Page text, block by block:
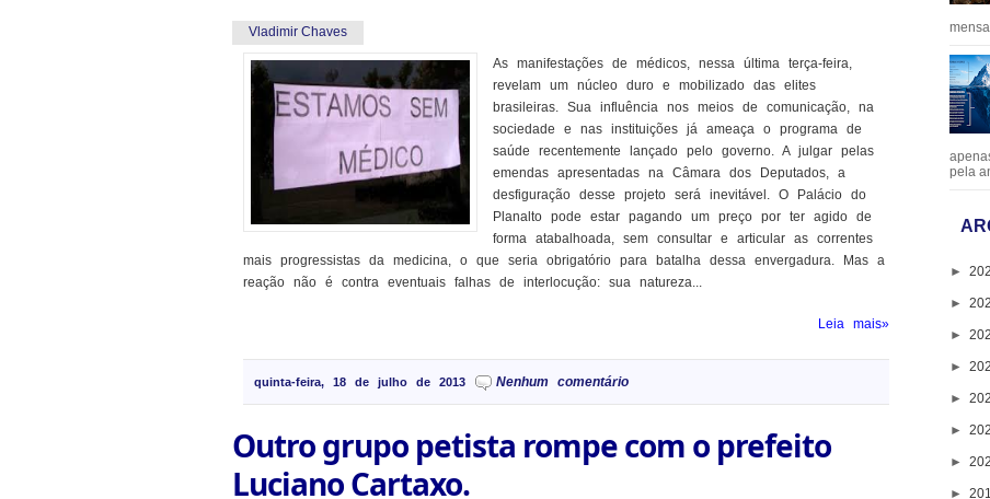
Vladimir Chaves
As manifestações de médicos, nessa última terça-feira,
revelam um núcleo duro e mobilizado das elites
brasileiras. Sua influência nos meios de comunicação, na
sociedade e nas instituições já ameaça o programa de
saúde recentemente lançado pelo governo. A julgar pelas
emendas apresentadas na Câmara dos Deputados, a
desfiguração desse projeto será inevitável. O Palácio do
Planalto pode estar pagando um preço por ter agido de
forma atabalhoada, sem consultar e articular as correntes
mais progressistas da medicina, o que seria obrigatório para batalha dessa envergadura. Mas a
reação não é contra eventuais falhas de interlocução: sua natureza...
Leia mais»
quinta-feira, 18 de julho de 2013 Nenhum comentário
Outro grupo petista rompe com o prefeito
Luciano Cartaxo.
pela
►
►
►
►
►
►
►
►